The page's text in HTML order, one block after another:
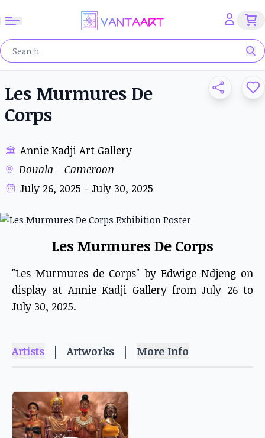
Les Murmures De
Corps
Annie Kadji Art Gallery
Douala - Cameroon
July 26, 2025 - July 30, 2025
Les Murmures De Corps
"Les Murmures de Corps" by Edwige Ndjeng on
display at Annie Kadji Gallery from July 26 to
July 30, 2025.
Artists | Artworks | More Info